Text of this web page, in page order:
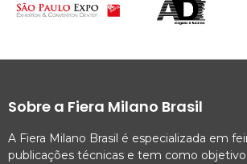
Sobre a Fiera Milano Brasil
A Fiera Milano Brasil é especializada em
publicações técnicas e tem como